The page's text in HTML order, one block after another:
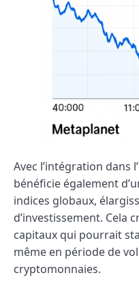
Avec l’intégration dans
bénéficie également
indices globaux,
d’investissement. Cela
capitaux qui pourrait
même en période de
cryptomonnaies.